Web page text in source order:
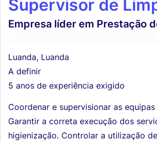
Supervisor de
Empresa líder em Prestação
Luanda, Luanda
A definir
5 anos de experiência exigido
Coordenar e supervisionar as
Garantir a correta execução dos
higienização. Controlar a utilização